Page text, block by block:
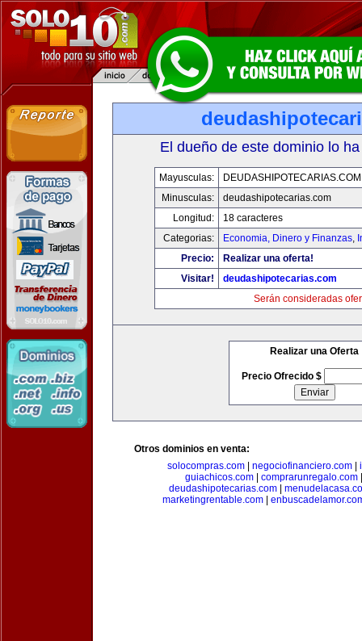
El dueño de este dominio lo
Mayusculas:
DEUDASHIPOTECARIAS.COM
Minusculas:
deudashipotecarias.com
Longitud:
18 caracteres
Categorias:
Economia, Dinero y Finanzas,
Precio:
Realizar una oferta!
Visitar!
deudashipotecarias.com
Serán consideradas
Realizar una Oferta
Precio Ofrecido $
Otros dominios en venta:
solocompras.com| negociofinanciero.com|
guiachicos.com
comprarunregalo.com
deudashipotecarias.com|
marketingrentable.com|